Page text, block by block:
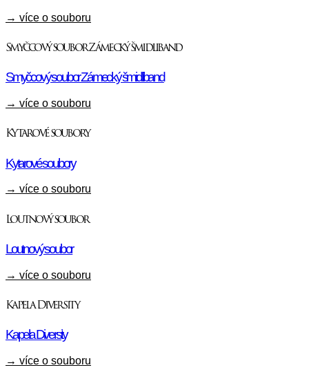
→ více o souboru
Smyčcový soubor Zámecký šmidliband
Smyčcový soubor Zámecký šmidliband
→ více o souboru
Kytarové soubory
Kytarové soubory
→ více o souboru
Loutnový soubor
Loutnový soubor
→ více o souboru
Kapela Diversity
Kapela Diversity
→ více o souboru